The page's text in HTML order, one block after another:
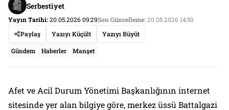
Serbestiyet
Yayın Tarihi:20.05.2026 09:29Son Güncelleme:20.05.2026 14:50
Paylaş
Yazıyı Küçült Yazıyı Büyüt
Gündem Haberler Manşet
Afet ve Acil Durum Yönetimi Başkanlığının internet
sitesinde yer alan bilgiye göre, merkez üssü Battalgazi